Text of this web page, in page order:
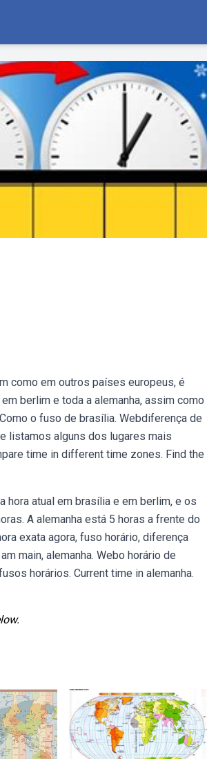
como em outros países europeus, é
berlim e toda a alemanha, assim como
o fuso de brasília. Webdiferença de
listamos alguns dos lugares mais
time in different time zones. Find the
hora atual em brasília e em berlim, e os
A alemanha está 5 horas a frente do
exata agora, fuso horário, diferença
main, alemanha. Webo horário de
horários. Current time in alemanha.